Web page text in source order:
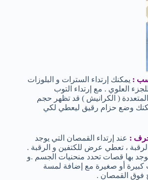
يمكنك إرتداء السترات و البلوزات
العلوي . مع إرتداء التوب
( الكرانيش ) قد تظهر حجم
وضع حزام رقيق ليعطي لكي
عند إرتداء القمصان التي يوجد
، تعطي عرض للكتفين و الرقبة .
توجد بها قصات تحدد منحنيات الجسم .و
كبيرة أو صغيرة مع إضافة لمسة
القمصان .